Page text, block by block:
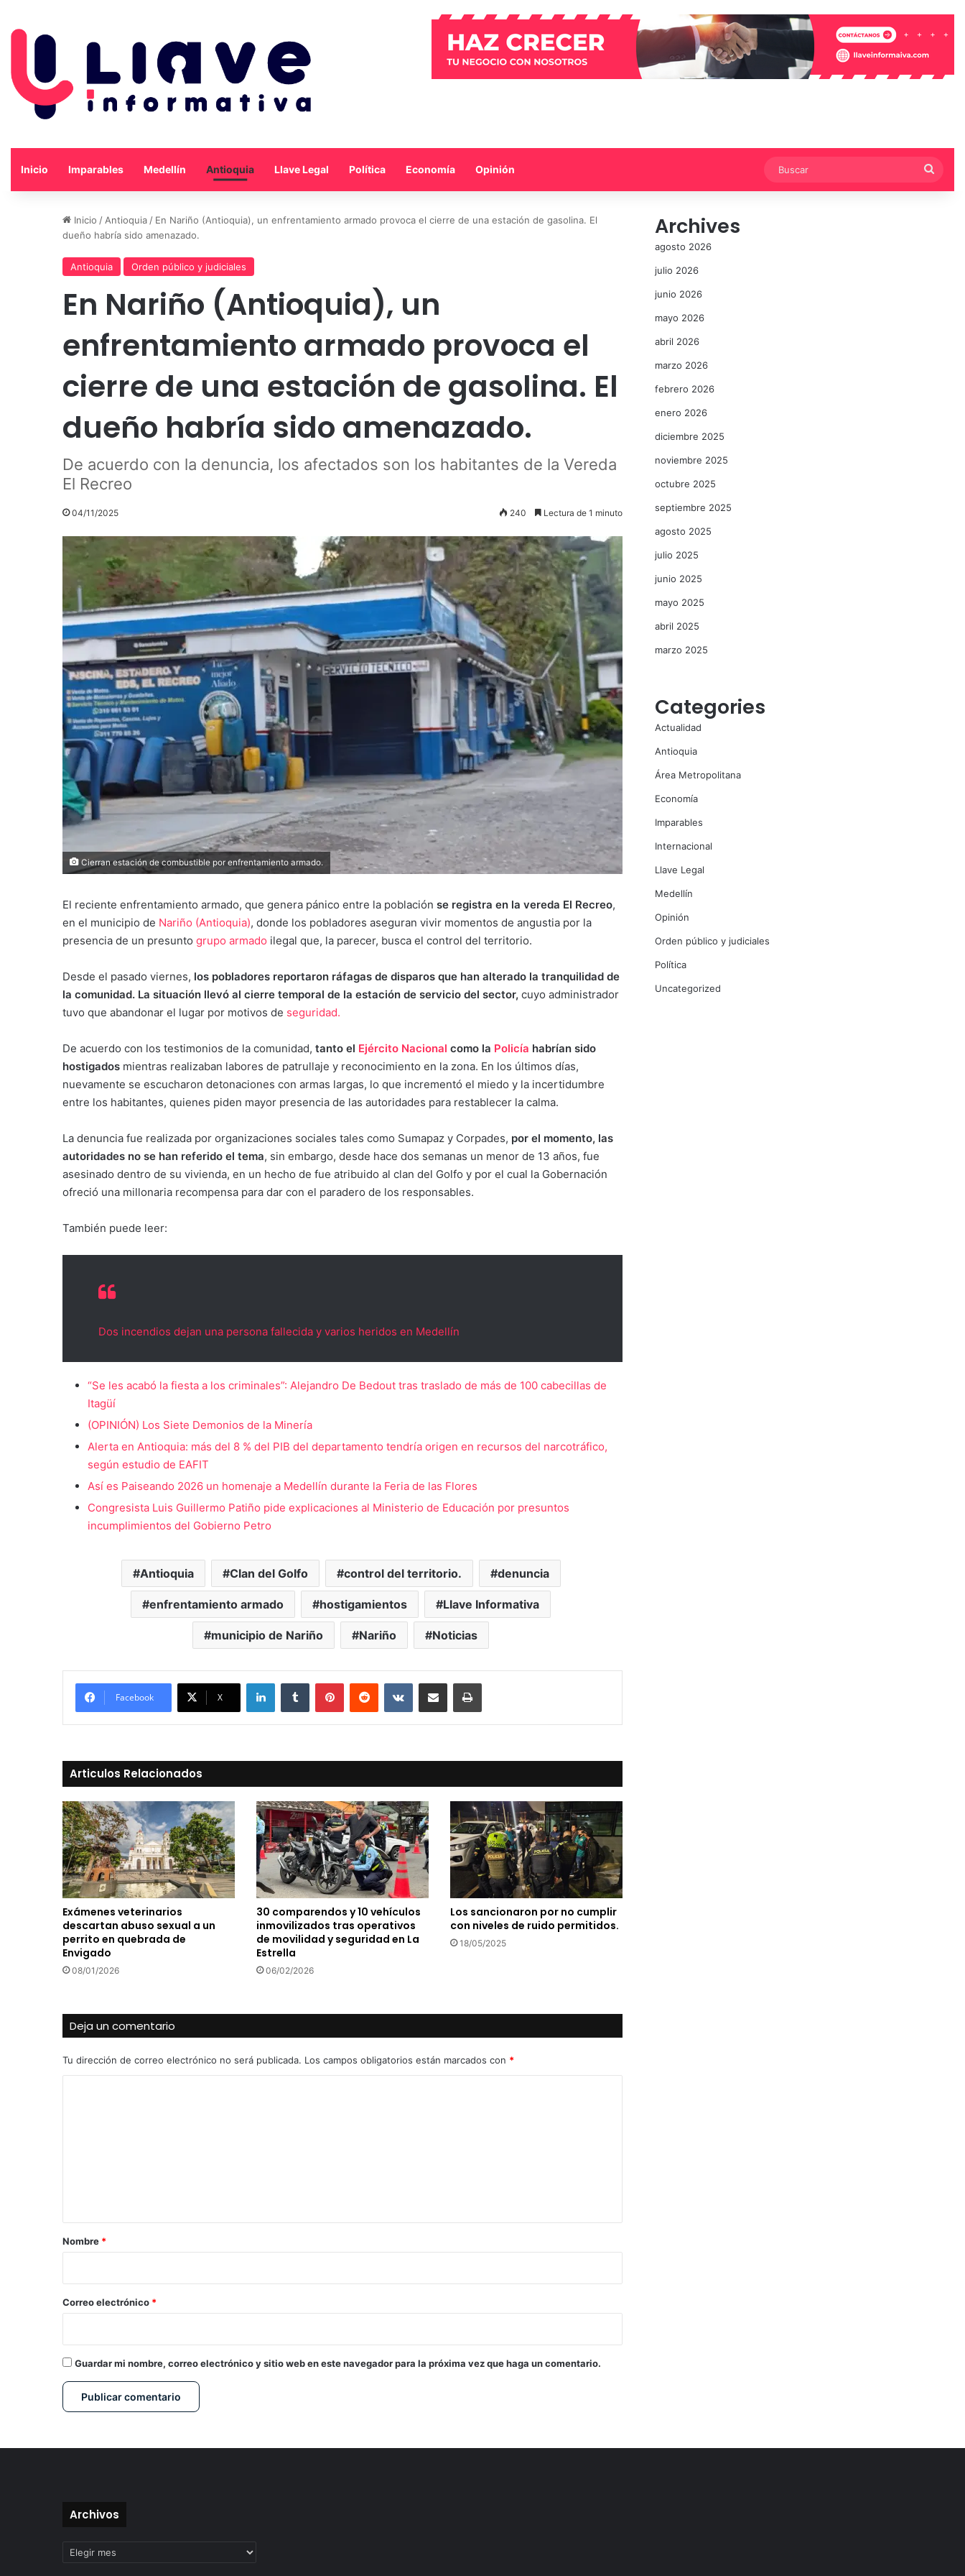
Inicio Imparables Medellín Antioquia Llave Legal Política Economía Opinión
Inicio / Antioquia / En Nariño (Antioquia), un enfrentamiento armado provoca el cierre de una estación de gasolina. El
dueño habría sido amenazado.
Antioquia Orden público y judiciales
En Nariño (Antioquia), un
enfrentamiento armado provoca el
cierre de una estación de gasolina. El
dueño habría sido amenazado.
De acuerdo con la denuncia, los afectados son los habitantes de la Vereda
El Recreo
04/11/2025 240 Lectura de 1 minuto
Cierran estación de combustible por enfrentamiento armado.
El reciente enfrentamiento armado, que genera pánico entre la población se registra en la vereda El Recreo,
en el municipio de Nariño (Antioquia), donde los pobladores aseguran vivir momentos de angustia por la
presencia de un presunto grupo armado ilegal que, la parecer, busca el control del territorio.
Desde el pasado viernes, los pobladores reportaron ráfagas de disparos que han alterado la tranquilidad de
la comunidad. La situación llevó al cierre temporal de la estación de servicio del sector, cuyo administrador
tuvo que abandonar el lugar por motivos de seguridad.
De acuerdo con los testimonios de la comunidad, tanto el Ejército Nacional como la Policía habrían sido
hostigados mientras realizaban labores de patrullaje y reconocimiento en la zona. En los últimos días,
nuevamente se escucharon detonaciones con armas largas, lo que incrementó el miedo y la incertidumbre
entre los habitantes, quienes piden mayor presencia de las autoridades para restablecer la calma.
La denuncia fue realizada por organizaciones sociales tales como Sumapaz y Corpades, por el momento, las
autoridades no se han referido el tema, sin embargo, desde hace dos semanas un menor de 13 años, fue
asesinado dentro de su vivienda, en un hecho de fue atribuido al clan del Golfo y por el cual la Gobernación
ofreció una millonaria recompensa para dar con el paradero de los responsables.
También puede leer:
Dos incendios dejan una persona fallecida y varios heridos en Medellín
“Se les acabó la fiesta a los criminales”: Alejandro De Bedout tras traslado de más de 100 cabecillas de
Itagüí
(OPINIÓN) Los Siete Demonios de la Minería
Alerta en Antioquia: más del 8 % del PIB del departamento tendría origen en recursos del narcotráfico,
según estudio de EAFIT
Así es Paiseando 2026 un homenaje a Medellín durante la Feria de las Flores
Congresista Luis Guillermo Patiño pide explicaciones al Ministerio de Educación por presuntos
incumplimientos del Gobierno Petro
Antioquia Clan del Golfo control del territorio. denuncia
enfrentamiento armado hostigamientos Llave Informativa
municipio de Nariño Nariño Noticias
Facebook X
LinkedInTumblr PinterestReddit VKontakte
Compartir vía Mail Print
Articulos Relacionados
Exámenes veterinarios
descartan abuso sexual a un
perrito en quebrada de
Envigado
08/01/2026
30 comparendos y 10 vehículos
inmovilizados tras operativos
de movilidad y seguridad en La
Estrella
06/02/2026
Los sancionaron por no cumplir
con niveles de ruido permitidos.
18/05/2025
Deja un comentario
Tu dirección de correo electrónico no será publicada. Los campos obligatorios están marcados con *
r
*
Nombre *
Correo electrónico *
Guardar mi nombre, correo electrónico y sitio web en este navegador para la próxima vez que haga un comentario.
Archives
agosto 2026
julio 2026
junio 2026
mayo 2026
abril 2026
marzo 2026
febrero 2026
enero 2026
diciembre 2025
noviembre 2025
octubre 2025
septiembre 2025
agosto 2025
julio 2025
junio 2025
mayo 2025
abril 2025
marzo 2025
Categories
Actualidad
Antioquia
Área Metropolitana
Economía
Imparables
Internacional
Llave Legal
Medellín
Opinión
Orden público y judiciales
Política
Uncategorized
Archivos